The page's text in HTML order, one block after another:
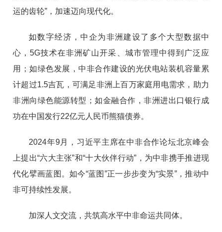
运的齿轮”，加速迈向现代化。
如数字经济，中企为非洲建设了多个大型数据中
心，5G技术在非洲矿山开采、城市管理中得到广泛应
用；如绿色发展，中非合作建设的光伏电站装机容量累
计超过1.5吉瓦，可满足非洲上百万家庭用电需求，助力
非洲向绿色能源转型；如金融合作，非洲进出口银行成
功在中国发行22亿元人民币熊猫债券。
2024年9月，习近平主席在中非合作论坛北京峰会
上提出“六大主张”和“十大伙伴行动”，为中非携手推进现
代化擘画蓝图。如今“蓝图”正一步步变为“实景”，推动中
非可持续性发展。
加深人文交流，共筑高水平中非命运共同体。